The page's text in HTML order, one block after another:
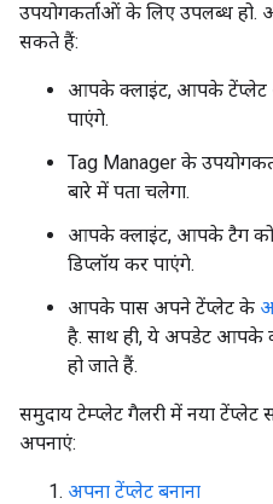
उपयोगकर्ताओं के लिए उपलब्ध
सकते हैं:
आपके क्लाइंट, आपके टेंप्लेट
पाएंगे.
Tag Manager के
बारे में पता चलेगा.
आपके क्लाइंट, आपके टैग को
डिप्लॉय कर पाएंगे.
आपके पास अपने टेंप्लेट के
है. साथ ही, ये अपडेट आपके
हो जाते हैं.
समुदाय टेम्प्लेट गैलरी में नया
अपनाएं:
अपना टेंप्लेट बनाना